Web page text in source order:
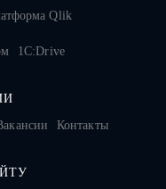
Qlik
1C:Drive
Контакты